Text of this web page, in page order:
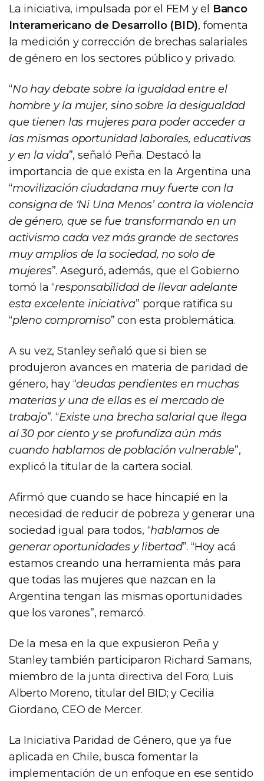
La iniciativa, impulsada por el FEM y el Banco
Interamericano de Desarrollo (BID), fomenta
la medición y corrección de brechas salariales
de género en los sectores público y privado.
“No hay debate sobre la igualdad entre el
hombre y la mujer, sino sobre la desigualdad
que tienen las mujeres para poder acceder a
las mismas oportunidad laborales, educativas
y en la vida”, señaló Peña. Destacó la
importancia de que exista en la Argentina una
“movilización ciudadana muy fuerte con la
consigna de ‘Ni Una Menos’ contra la violencia
de género, que se fue transformando en un
activismo cada vez más grande de sectores
muy amplios de la sociedad, no solo de
mujeres”. Aseguró, además, que el Gobierno
tomó la “responsabilidad de llevar adelante
esta excelente iniciativa” porque ratifica su
“pleno compromiso” con esta problemática.
A su vez, Stanley señaló que si bien se
produjeron avances en materia de paridad de
género, hay “deudas pendientes en muchas
materias y una de ellas es el mercado de
trabajo”. “Existe una brecha salarial que llega
al 30 por ciento y se profundiza aún más
cuando hablamos de población vulnerable”,
explicó la titular de la cartera social.
Afirmó que cuando se hace hincapié en la
necesidad de reducir de pobreza y generar una
sociedad igual para todos, “hablamos de
generar oportunidades y libertad”. “Hoy acá
estamos creando una herramienta más para
que todas las mujeres que nazcan en la
Argentina tengan las mismas oportunidades
que los varones”, remarcó.
De la mesa en la que expusieron Peña y
Stanley también participaron Richard Samans,
miembro de la junta directiva del Foro; Luis
Alberto Moreno, titular del BID; y Cecilia
Giordano, CEO de Mercer.
La Iniciativa Paridad de Género, que ya fue
aplicada en Chile, busca fomentar la
implementación de un enfoque en ese sentido